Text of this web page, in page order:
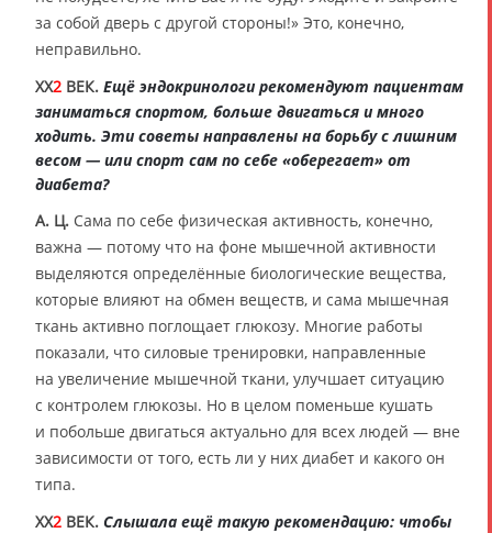
за собой дверь с другой стороны!» Это, конечно,
неправильно.
XX2 ВЕК. Ещё эндокринологи рекомендуют пациентам
заниматься спортом, больше двигаться и много
ходить. Эти советы направлены на борьбу с лишним
весом — или спорт сам по себе «оберегает» от
диабета?
А. Ц. Сама по себе физическая активность, конечно,
важна — потому что на фоне мышечной активности
выделяются определённые биологические вещества,
которые влияют на обмен веществ, и сама мышечная
ткань активно поглощает глюкозу. Многие работы
показали, что силовые тренировки, направленные
на увеличение мышечной ткани, улучшает ситуацию
с контролем глюкозы. Но в целом поменьше кушать
и побольше двигаться актуально для всех людей — вне
зависимости от того, есть ли у них диабет и какого он
типа.
XX2 ВЕК. Слышала ещё такую рекомендацию: чтобы